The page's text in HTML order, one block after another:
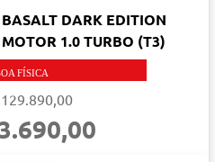
DARK EDITION
1.0 TURBO (T3)
FÍSICA